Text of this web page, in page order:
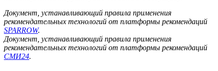
Документ, устанавливающий правила применения
рекомендательных технологий от платформы рекомендаций
SPARROW.
Документ, устанавливающий правила применения
рекомендательных технологий от платформы рекомендаций
СМИ24.